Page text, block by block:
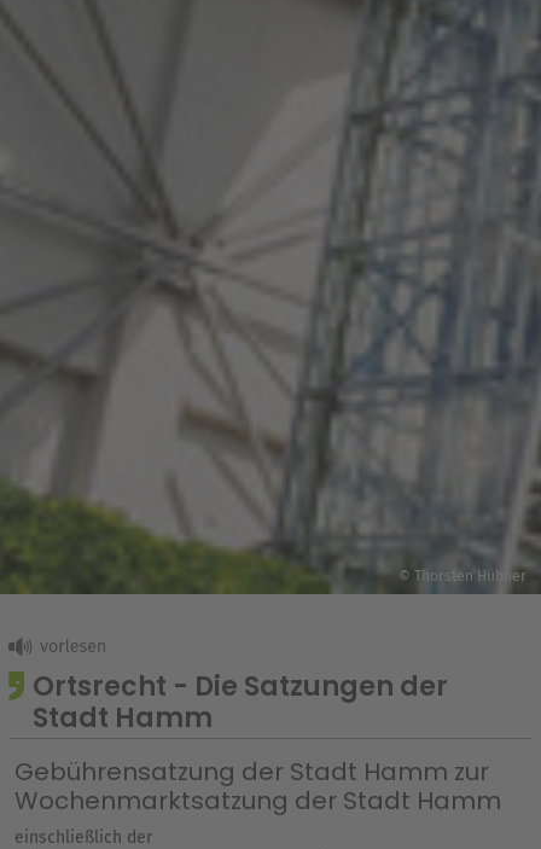
© Thorsten Hübner
Ortsrecht - Die Satzungen der
Stadt Hamm
Gebührensatzung der Stadt Hamm zur
Wochenmarktsatzung der Stadt Hamm
einschließlich der